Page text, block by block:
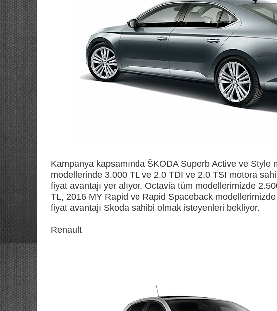
Kampanya kapsamında ŠKODA Superb Active ve Style
modellerinde 3.000 TL ve 2.0 TDI ve 2.0 TSI motora
fiyat avantajı yer alıyor. Octavia tüm modellerimizde
TL, 2016 MY Rapid ve Rapid Spaceback
fiyat avantajı Skoda sahibi olmak isteyenleri bekliyor.
Renault